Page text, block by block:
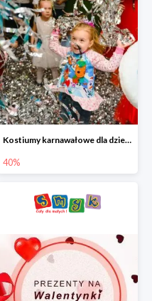
Kostiumy karnawałowe dla dzieci w Smyku do -40%
40%